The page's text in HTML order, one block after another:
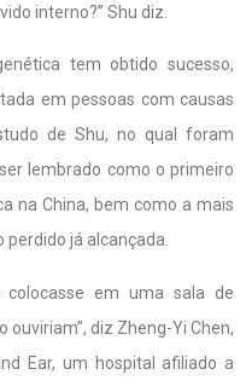
interno?” Shu diz.
tem obtido sucesso,
em pessoas com causas
de Shu, no qual foram
lembrado como o primeiro
na China, bem como a mais
já alcançada.
em uma sala de
diz Zheng-Yi Chen,
Ear, um hospital afiliado a